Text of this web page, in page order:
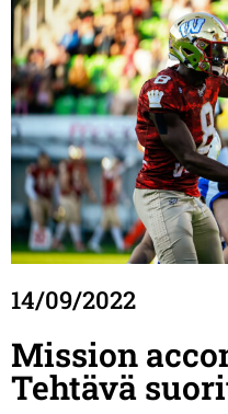
14/09/2022
Mission
Tehtävä